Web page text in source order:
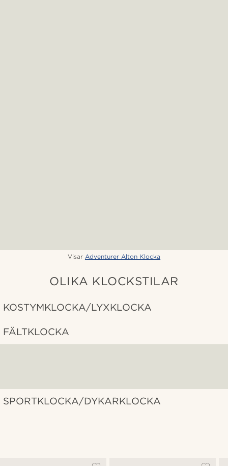
Visar Adventurer Alton Klocka
OLIKA KLOCKSTILAR
KOSTYMKLOCKA/LYXKLOCKA
FÄLTKLOCKA
SPORTKLOCKA/DYKARKLOCKA